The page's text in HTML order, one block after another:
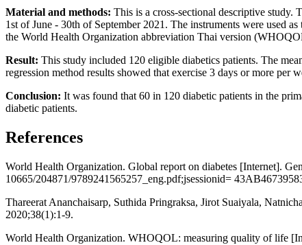
Material and methods: This is a cross-sectional descriptive study.
1st of June - 30th of September 2021. The instruments were used
the World Health Organization abbreviation Thai version
Result: This study included 120 eligible diabetics patients. The
regression method results showed that exercise 3 days or more
Conclusion: It was found that 60 in 120 diabetic patients in the
diabetic patients.
References
World Health Organization. Global report on diabetes [Internet].
10665/204871/9789241565257_eng.pdf;jsessionid=
Thareerat Ananchaisarp, Suthida Pringraksa, Jirot Suaiyala,
2020;38(1):1-9.
World Health Organization. WHOQOL: measuring quality of life